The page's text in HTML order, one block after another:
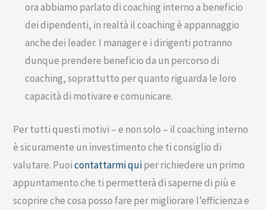
ora abbiamo parlato di coaching interno a beneficio
dei dipendenti, in realtà il coaching è appannaggio
anche dei leader. I manager e i dirigenti potranno
dunque prendere beneficio da un percorso di
coaching, soprattutto per quanto riguarda le loro
capacità di motivare e comunicare.
Per tutti questi motivi – e non solo – il coaching interno
è sicuramente un investimento che ti consiglio di
valutare. Puoicontattarmi quiper richiedere un primo
appuntamento che ti permetterà di saperne di più e
scoprire che cosa posso fare per migliorare l’efficienza e